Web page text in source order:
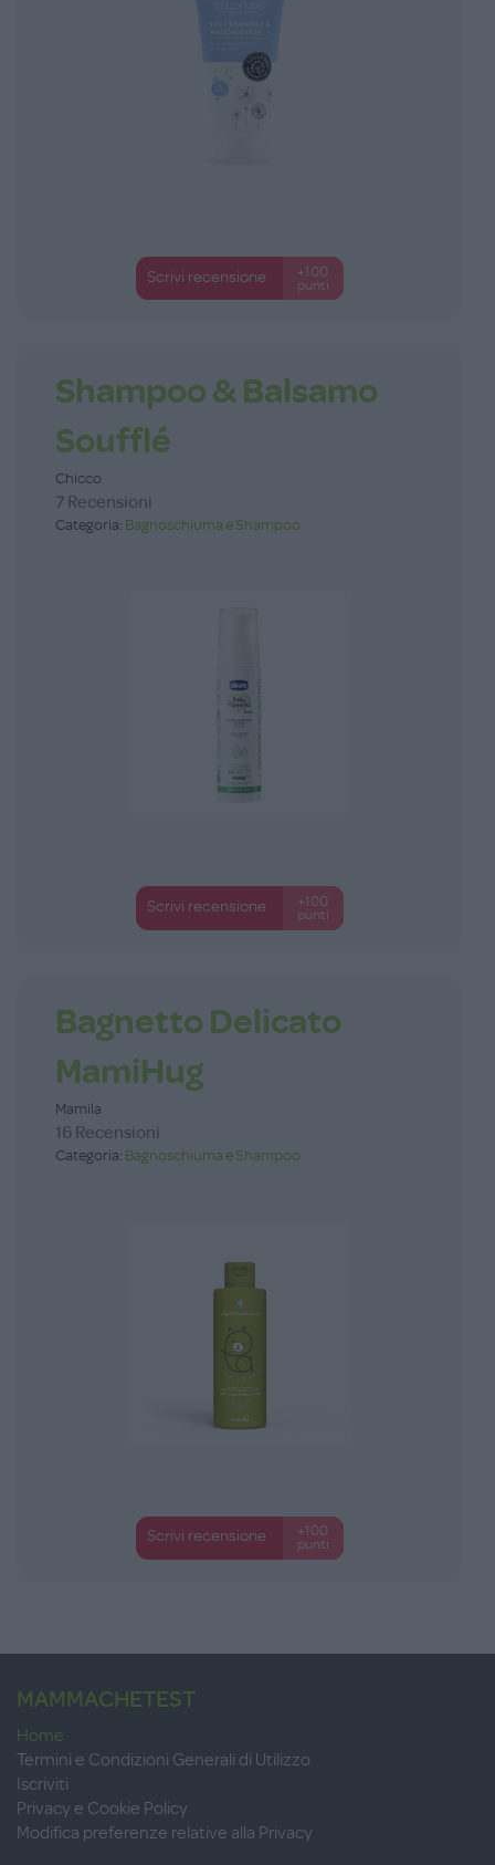
Scrivi recensione
+100
punti
Shampoo & Balsamo
Soufflé
Chicco
7 Recensioni
Categoria: Bagnoschiuma e Shampoo
Scrivi recensione
+100
punti
Bagnetto Delicato
MamiHug
Mamila
16 Recensioni
Categoria: Bagnoschiuma e Shampoo
Scrivi recensione
+100
punti
MAMMACHETEST
Home
Termini e Condizioni Generali di Utilizzo
Iscriviti
Privacy e Cookie Policy
Modifica preferenze relative alla Privacy